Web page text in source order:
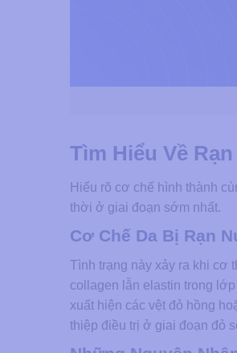
Tìm Hiểu Về
Hiểu rõ cơ chế hình thành
thời ở giai đoạn sớm nhất.
Cơ Chế Da Bị Rạn
Tình trạng này xảy ra khi cơ
collagen lẫn elastin trong
xuất hiện các vệt đỏ hồng
thiệp điều trị ở giai đoạn đỏ